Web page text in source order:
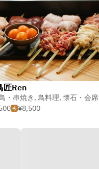
匠Ren
・串焼き , 鳥料理,懐石・会席料理
¥8,500